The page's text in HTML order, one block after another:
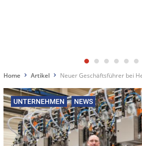
Home Artikel Neuer Geschäftsführer bei
UNTERNEHMEN NEWS